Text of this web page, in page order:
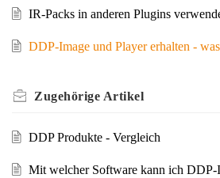
IR-Packs in anderen Plugins
DDP-Image und Player erhalten -
Zugehörige Artikel
DDP Produkte - Vergleich
Mit welcher Software kann ich DDP-